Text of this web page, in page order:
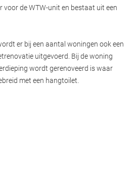
voor de WTW-unit en bestaat uit een
er bij een aantal woningen ook een
uitgevoerd. Bij de woning
wordt gerenoveerd is waar
met een hangtoilet.